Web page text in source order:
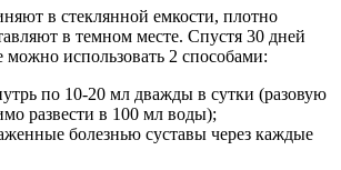
в стеклянной емкости, плотно
в темном месте. Спустя 30 дней
можно использовать 2 способами:
по 10-20 мл дважды в сутки (разовую
развести в 100 мл воды);
болезнью суставы через каждые